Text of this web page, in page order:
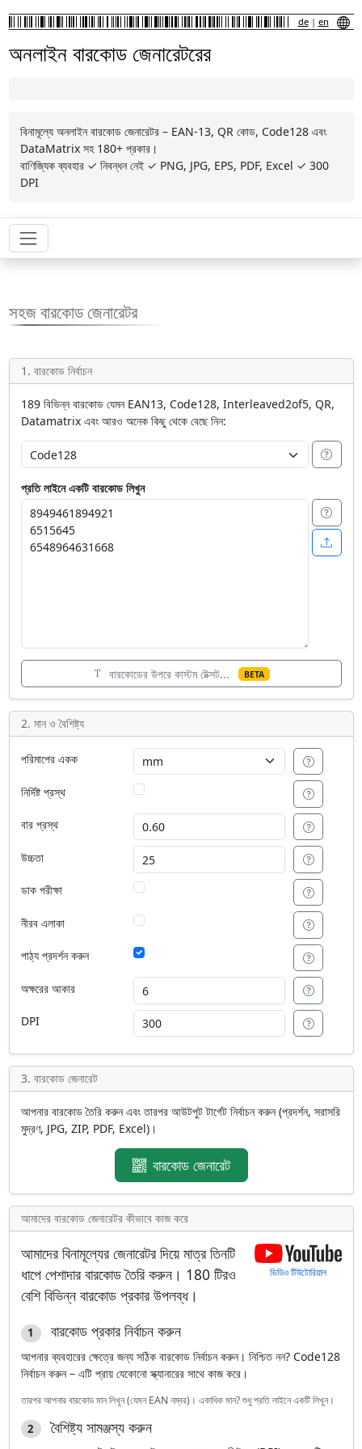
de| en
অনলাইন বারকোড জেনারেটরের
বিনামূল্যে অনলাইন বারকোড জেনারেটর – EAN-13, QR কোড, Code128 এবং
DataMatrix সহ 180+ প্রকার।
বাণিজ্যিক ব্যবহার ✓ নিবন্ধন নেই ✓ PNG, JPG, EPS, PDF, Excel ✓ 300
DPI
সহজ বারকোড জেনারেটর
1. বারকোড নির্বাচন
189 বিভিন্ন বারকোড যেমন EAN13, Code128, Interleaved2of5, QR,
Datamatrix এবং আরও অনেক কিছু থেকে বেছে নিন:
প্রতি লাইনে একটি বারকোড লিখুন
বারকোডের উপরে কাস্টম টেক্সট... BETA
2. মান ও বৈশিষ্ট্য
পরিমাপের একক
নির্দিষ্ট প্রস্থ
বার প্রস্থ
উচ্চতা
ডাক পরীক্ষা
নীরব এলাকা
পাঠ্য প্রদর্শন করুন
অক্ষরের আকার
DPI
3. বারকোড জেনারেট
আপনার বারকোড তৈরি করুন এবং তারপর আউটপুট টার্গেট নির্বাচন করুন (প্রদর্শন, সরাসরি
মুদ্রণ, JPG, ZIP, PDF, Excel)।
বারকোড জেনারেট
আমাদের বারকোড জেনারেটর কীভাবে কাজ করে
ভিডিও টিউটোরিয়াল
আমাদের বিনামূল্যের জেনারেটর দিয়ে মাত্র তিনটি
ধাপে পেশাদার বারকোড তৈরি করুন। 180 টিরও
বেশি বিভিন্ন বারকোড প্রকারউপলব্ধ।
1 বারকোড প্রকার নির্বাচন করুন
আপনার ব্যবহারের ক্ষেত্রে জন্য সঠিক বারকোড নির্বাচন করুন। নিশ্চিত নন? Code128
নির্বাচন করুন – এটি প্রায় যেকোনো স্ক্যানারের সাথে কাজ করে।
তারপর আপনার বারকোড মান লিখুন (যেমন EAN নম্বর)। একাধিক মান? শুধু প্রতি লাইনে একটি লিখুন।
2 বৈশিষ্ট্য সামঞ্জস্য করুন